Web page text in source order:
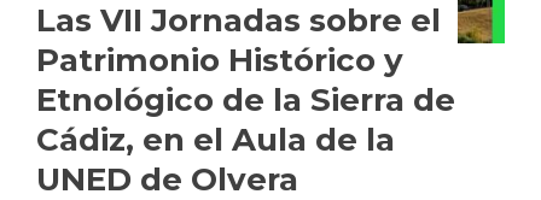
Las VII Jornadas sobre el
Patrimonio Histórico y
Etnológico de la Sierra de
Cádiz, en el Aula de la
UNED de Olvera